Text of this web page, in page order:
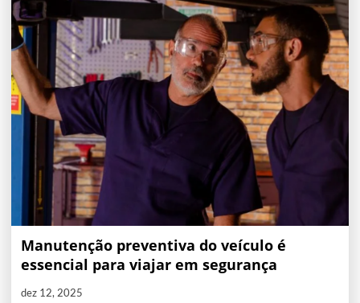
Manutenção preventiva do veículo é
essencial para viajar em segurança
dez 12, 2025